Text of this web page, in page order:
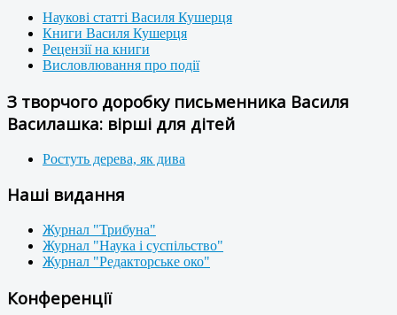
Наукові статті Василя Кушерця
Книги Василя Кушерця
Рецензії на книги
Висловлювання про події
З творчого доробку письменника Василя
Василашка: вірші для дітей
Ростуть дерева, як дива
Наші видання
Журнал "Трибуна"
Журнал "Наука і суспільство"
Журнал "Редакторське око"
Конференції